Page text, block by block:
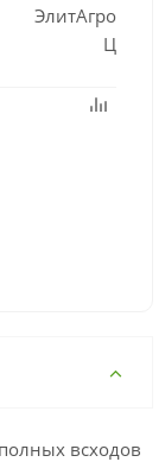
ЭлитАгро
Ц
всходов